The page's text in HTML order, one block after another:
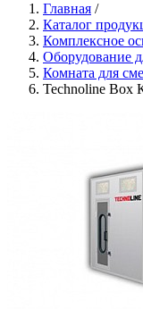
Главная /
Каталог
Комплексное
Оборудование
Комната для
Technoline Box